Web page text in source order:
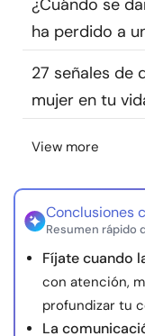
Sobre nosotros
nosotros
© Copyright
¿Cuándo se
ha perdido a
27 señales de
mujer en tu
View more
Conclusiones
Resumen rápido
Fíjate cuando
con atención,
profundizar tu
La